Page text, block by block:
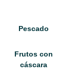
Pescado
Frutos con
cáscara